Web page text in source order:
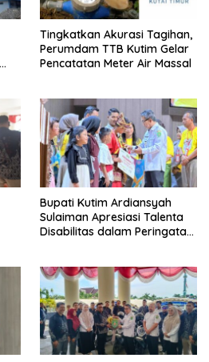
Tingkatkan Akurasi Tagihan,
Perumdam TTB Kutim Gelar
Pencatatan Meter Air Massal
Bupati Kutim Ardiansyah
Sulaiman Apresiasi Talenta
Disabilitas dalam Peringatan